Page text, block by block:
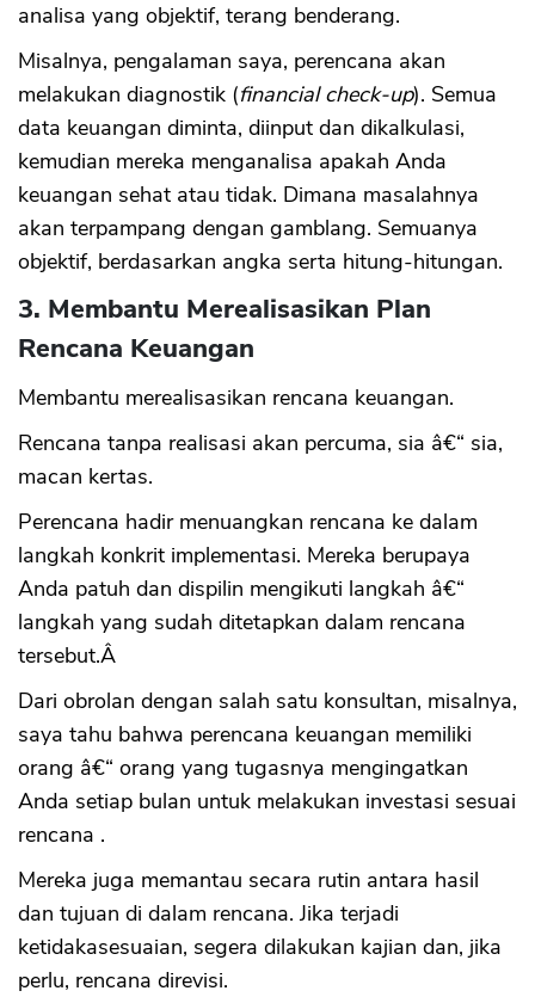
analisa yang objektif, terang benderang.
Misalnya, pengalaman saya, perencana akan
melakukan diagnostik (financial check-up). Semua
data keuangan diminta, diinput dan dikalkulasi,
kemudian mereka menganalisa apakah Anda
keuangan sehat atau tidak. Dimana masalahnya
akan terpampang dengan gamblang. Semuanya
objektif, berdasarkan angka serta hitung-hitungan.
3. Membantu Merealisasikan Plan
Rencana Keuangan
Membantu merealisasikan rencana keuangan.
Rencana tanpa realisasi akan percuma, sia â€“ sia,
macan kertas.
Perencana hadir menuangkan rencana ke dalam
langkah konkrit implementasi. Mereka berupaya
Anda patuh dan dispilin mengikuti langkah â€“
langkah yang sudah ditetapkan dalam rencana
tersebut.Â
Dari obrolan dengan salah satu konsultan, misalnya,
saya tahu bahwa perencana keuangan memiliki
orang â€“ orang yang tugasnya mengingatkan
Anda setiap bulan untuk melakukan investasi sesuai
rencana .
Mereka juga memantau secara rutin antara hasil
dan tujuan di dalam rencana. Jika terjadi
ketidakasesuaian, segera dilakukan kajian dan, jika
perlu, rencana direvisi.